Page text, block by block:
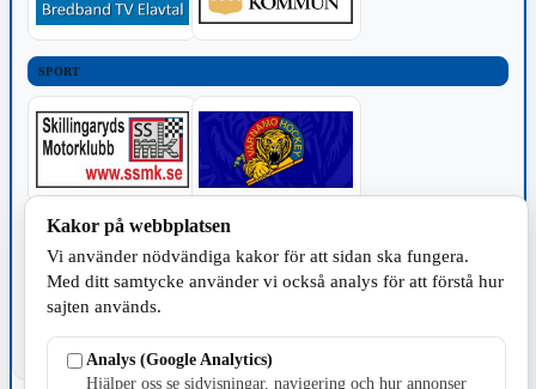
SPORT
TILLVERKNING
Kakor på webbplatsen
Vi använder nödvändiga kakor för att sidan ska fungera.
Med ditt samtycke använder vi också analys för att förstå hur
sajten används.
Analys (Google Analytics)
Hjälper oss se sidvisningar, navigering och hur annonser